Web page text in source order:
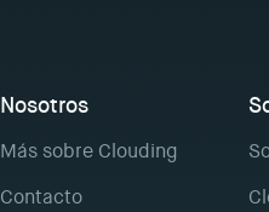
Nosotros
Más sobre Clouding
Contacto